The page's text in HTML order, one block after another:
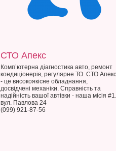
СТО Апекс
Комп’ютерна діагностика авто, ремонт
кондиціонерів, регулярне ТО. СТО Апекс
- це високоякісне обладнання,
досвідчені механіки. Справність та
надійність вашої автівки - наша місія #1.
вул. Павлова 24
(099) 921-87-56